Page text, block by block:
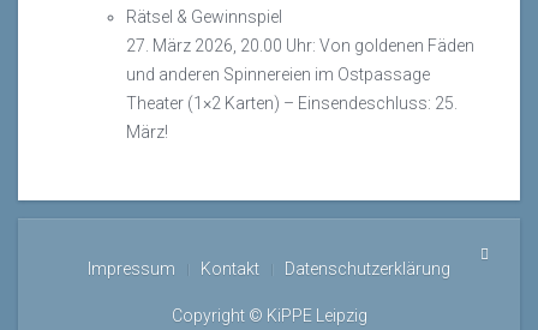
Rätsel & Gewinnspiel
27. März 2026, 20.00 Uhr: Von goldenen Fäden
und anderen Spinnereien im Ostpassage
Theater (1×2 Karten) – Einsendeschluss: 25.
März!
Impressum Kontakt Datenschutzerklärung
Copyright © KiPPE Leipzig